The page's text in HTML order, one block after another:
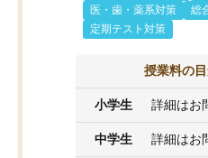
医・歯・薬系対策
総
定期テスト対策
授業料の
小学生 詳細はお
中学生 詳細はお